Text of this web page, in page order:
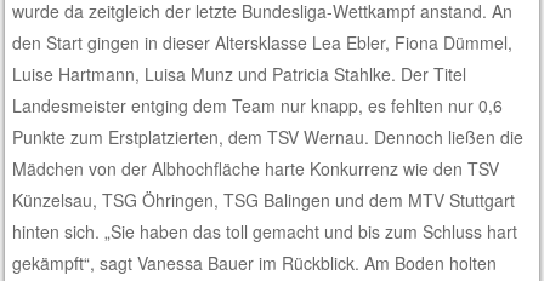
wurde da zeitgleich der letzte Bundesliga-Wettkampf anstand. An
den Start gingen in dieser Altersklasse Lea Ebler, Fiona Dümmel,
Luise Hartmann, Luisa Munz und Patricia Stahlke. Der Titel
Landesmeister entging dem Team nur knapp, es fehlten nur 0,6
Punkte zum Erstplatzierten, dem TSV Wernau. Dennoch ließen die
Mädchen von der Albhochfläche harte Konkurrenz wie den TSV
Künzelsau, TSG Öhringen, TSG Balingen und dem MTV Stuttgart
hinten sich. „Sie haben das toll gemacht und bis zum Schluss hart
gekämpft“, sagt Vanessa Bauer im Rückblick. Am Boden holten